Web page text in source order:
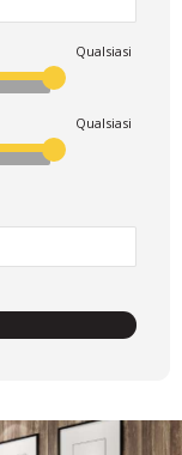
Qualsiasi
Qualsiasi